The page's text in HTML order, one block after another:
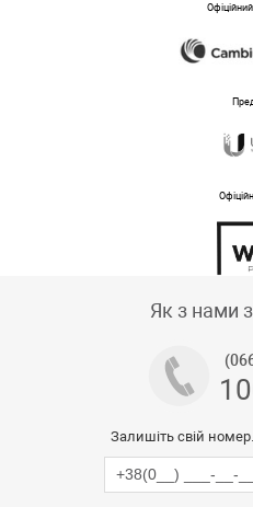
Як з нами
Залишіть свій